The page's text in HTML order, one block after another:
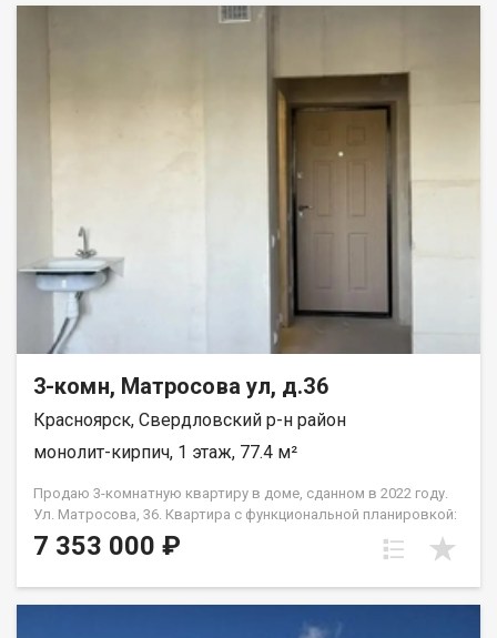
2.65 м2. Новым владельцам остаётся вся мебель, которая
безопасное пространство. · Детская поликлиника — 5 минут
пешком. · 2 детских сада — 6 минут пешком. · Школа — 12 минут
неспешной прогулки. Всё необходимое для роста и развития
ребенка — в шаговой доступности, без необходимости
обременений. Рассмотрим все виды расчёта. Полное юр
сопровождение сделки. Помощь в оформлении ипотеки.
Квартира на ключах, покажу в удобное для вас время по
договорённости.
3-комн, Матросова ул, д.36
Красноярск, Свердловский р-н район
монолит-кирпич, 1 этаж, 77.4 м²
Продаю 3-комнатную квартиру в доме, сданном в 2022 году.
Ул. Матросова, 36. Квартира с функциональной планировкой:
• три отдельные комнаты; • отдельная кухня; • два санузла.
Состояние — получистовая отделка: выполнена стяжка пола,
7 353 000 ₽